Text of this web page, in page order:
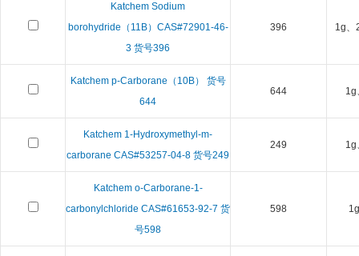
Berry & Associates
LGC Maine Standards Biolife
Abbexa
Katchem Sodium
borohydride（11B）CAS#72901-46-
3 货号396
396 1g、
Katchem p-Carborane（10B） 货号
644
644 1g
Katchem 1-Hydroxymethyl-m-
carborane CAS#53257-04-8 货号249
249 1g
Katchem o-Carborane-1-
carbonylchloride CAS#61653-92-7 货
号598
598